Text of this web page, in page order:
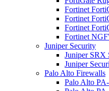
Fortinet
Fortinet
Fortinet
Fortinet
Juniper Security
Juniper SRX
Juniper
Palo Alto Firewalls
Palo Alto